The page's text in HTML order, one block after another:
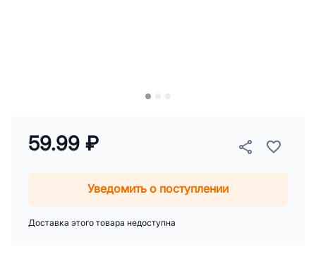
59.99 ₽
Уведомить о поступлении
Доставка этого товара недоступна